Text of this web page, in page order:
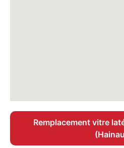
Remplacement vitre